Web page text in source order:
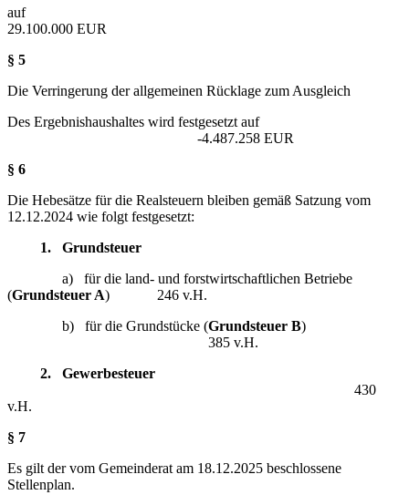
29.100.000 EUR
§ 5
Die Verringerung der allgemeinen Rücklage zum Ausgleich
Des Ergebnishaushaltes wird festgesetzt auf
-4.487.258 EUR
§ 6
Die Hebesätze für die Realsteuern bleiben gemäß Satzung vom
12.12.2024 wie folgt festgesetzt:
1. Grundsteuer
a) für die land- und forstwirtschaftlichen Betriebe
(Grundsteuer A) 246 v.H.
b) für die Grundstücke (Grundsteuer B)
385 v.H.
2. Gewerbesteuer
430
v.H.
§ 7
Es gilt der vom Gemeinderat am 18.12.2025 beschlossene
Stellenplan.